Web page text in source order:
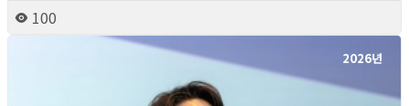
100
2026년